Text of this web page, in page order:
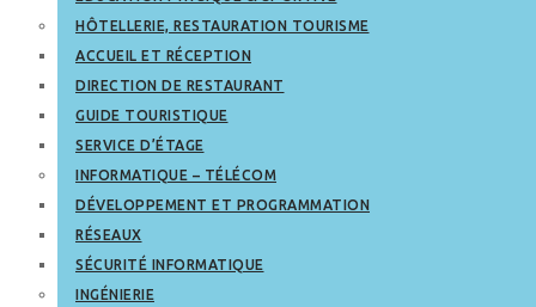
HÔTELLERIE, RESTAURATION TOURISME
ACCUEIL ET RÉCEPTION
DIRECTION DE RESTAURANT
GUIDE TOURISTIQUE
SERVICE D’ÉTAGE
INFORMATIQUE – TÉLÉCOM
DÉVELOPPEMENT ET PROGRAMMATION
RÉSEAUX
SÉCURITÉ INFORMATIQUE
INGÉNIERIE